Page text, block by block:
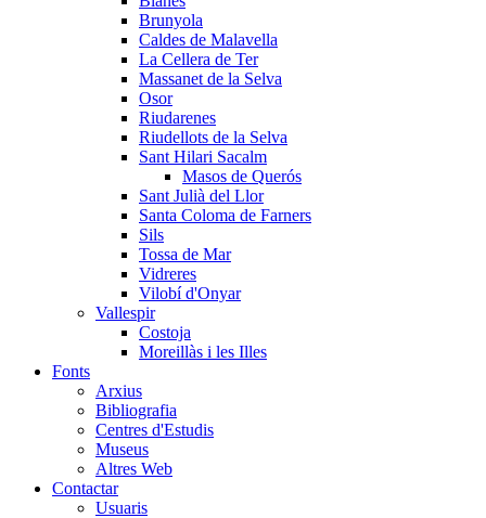
Brunyola
Caldes de Malavella
La Cellera de Ter
Massanet de la Selva
Osor
Riudarenes
Riudellots de la Selva
Sant Hilari Sacalm
Masos de Querós
Sant Julià del Llor
Santa Coloma de Farners
Sils
Tossa de Mar
Vidreres
Vilobí d'Onyar
Vallespir
Costoja
Moreillàs i les Illes
Fonts
Arxius
Bibliografia
Centres d'Estudis
Museus
Altres Web
Contactar
Usuaris